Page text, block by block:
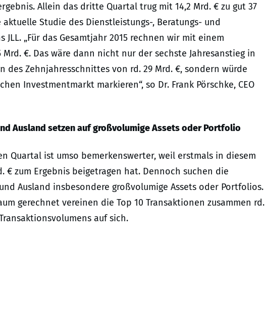
Allein das dritte Quartal trug mit 14,2 Mrd. € zu gut 37
Studie des Dienstleistungs-, Beratungs- und
„Für das Gesamtjahr 2015 rechnen wir mit einem
€. Das wäre dann nicht nur der sechste Jahresanstieg in
des Zehnjahresschnittes von rd. 29 Mrd. €, sondern würde
Investmentmarkt markieren“, so Dr. Frank Pörschke, CEO
Ausland setzen auf großvolumige Assets oder Portfolio
Quartal ist umso bemerkenswerter, weil erstmals in diesem
€ zum Ergebnis beigetragen hat. Dennoch suchen die
Ausland insbesondere großvolumige Assets oder Portfolios.
gerechnet vereinen die Top 10 Transaktionen zusammen rd.
auf sich.